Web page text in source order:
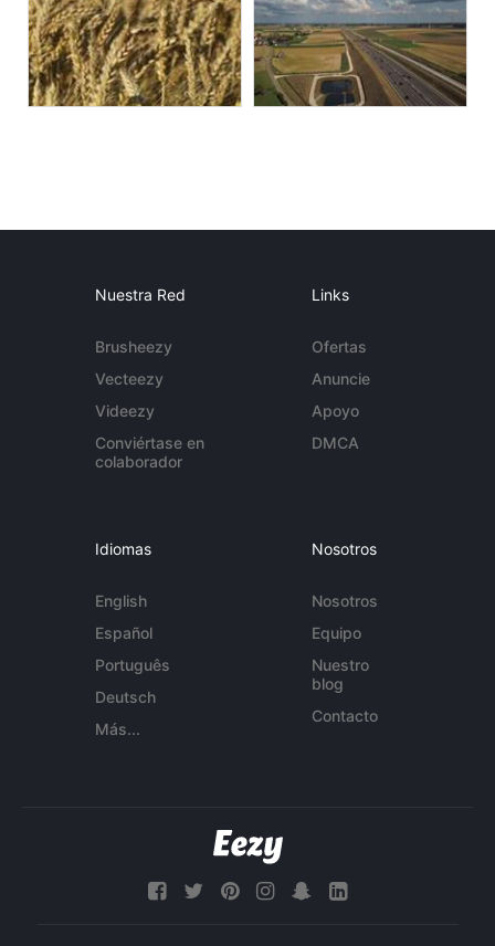
Nuestra Red
Brusheezy
Vecteezy
Videezy
Conviértase en
colaborador
Links
Ofertas
Anuncie
Apoyo
DMCA
Idiomas
English
Español
Português
Deutsch
Más...
Nosotros
Nosotros
Equipo
Nuestro
blog
Contacto